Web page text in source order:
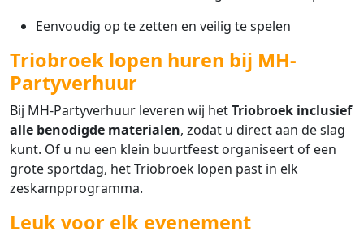
Eenvoudig op te zetten en veilig te spelen
Triobroek lopen huren bij MH-
Partyverhuur
Bij MH-Partyverhuur leveren wij hetTriobroek inclusief
alle benodigde materialen, zodat u direct aan de slag
kunt. Of u nu een klein buurtfeest organiseert of een
grote sportdag, het Triobroek lopen past in elk
zeskampprogramma.
Leuk voor elk evenement